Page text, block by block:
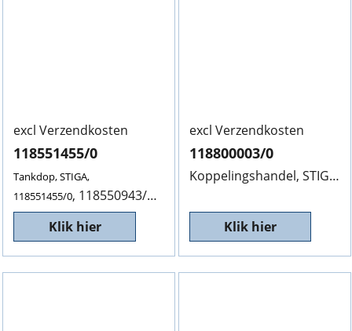
excl Verzendkosten
118551455/0
Tankdop, STIGA,
118551455/0, 118550943/1, 118550339/1, 118550943/0
Klik hier
excl Verzendkosten
118800003/0
Koppelingshandel, STIGA, 118800003/0, Rood, Afbeelding 10
Klik hier